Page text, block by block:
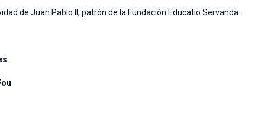
de Juan Pablo II, patrón de la Fundación Educatio Servanda.